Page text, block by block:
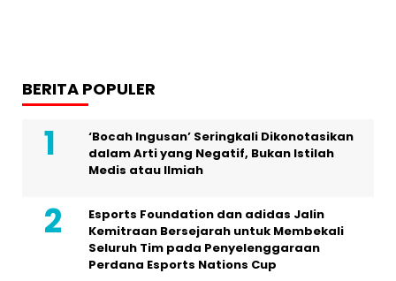
BERITA POPULER
‘Bocah Ingusan’ Seringkali Dikonotasikan
dalam Arti yang Negatif, Bukan Istilah
Medis atau Ilmiah
Esports Foundation dan adidas Jalin
Kemitraan Bersejarah untuk Membekali
Seluruh Tim pada Penyelenggaraan
Perdana Esports Nations Cup